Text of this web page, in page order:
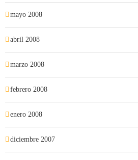
mayo 2008
abril 2008
marzo 2008
febrero 2008
enero 2008
diciembre 2007